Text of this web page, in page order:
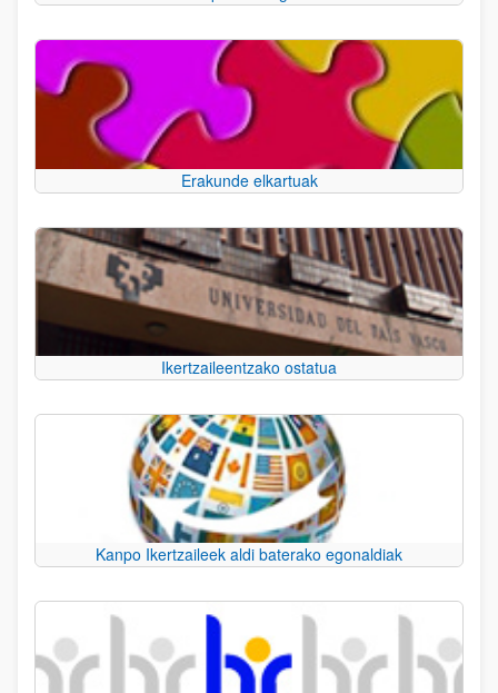
Erakunde elkartuak
Ikertzaileentzako ostatua
Kanpo Ikertzaileek aldi baterako egonaldiak